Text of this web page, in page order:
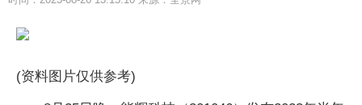
(资料图片仅供参考)